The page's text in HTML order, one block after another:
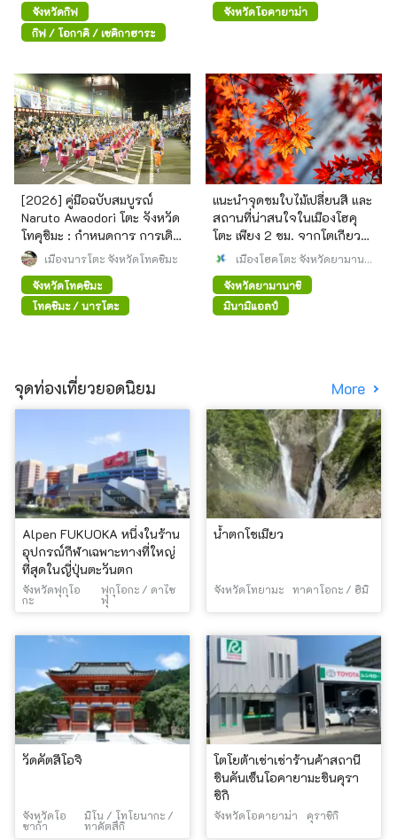
จังหวัดกิฟุ
กิฟุ / โอกาคิ / เซคิกาฮาระ
จังหวัดโอคายาม่า
[2026] คู่มือฉบับสมบูรณ์
Naruto Awaodori โตะ จังหวัด
โทคุชิมะ : กำหนดการ การเดิน
ทาง และวิธีการเพลิดเพลิน
เมืองนารุโตะ จังหวัดโทคุชิมะ
จังหวัดโทคุชิมะ
โทคุชิมะ / นารุโตะ
แนะนำจุดชมใบไม้เปลี่ยนสี และ
สถานที่น่าสนใจในเมืองโฮคุ
โตะ เพียง 2 ชม. จากโตเกียว
โดยรถไฟด่วน Azusa
เมืองโฮคุโตะ จังหวัดยามานา
จังหวัดยามานาชิ
มินามิแอลป์
จุดท่องเที่ยวยอดนิยม More
Alpen FUKUOKA หนึ่งในร้าน
อุปกรณ์กีฬาเฉพาะทางที่ใหญ่
ที่สุดในญี่ปุ่นตะวันตก
จังหวัดฟุกุโอ
กะ
ฟุกุโอกะ / ดาไซ
ฟุ
น้ำตกโชเมียว
จังหวัดโทยามะ ทาคาโอกะ / ฮิมิ
วัดคัตสึโอจิ
จังหวัดโอ
ซาก้า
มิโน / โทโยนากะ /
ทาคัตสึกิ
โตโยต้าเช่าเช่าร้านค้าสถานี
ชินคันเซ็นโอคายามะชินคุรา
ชิกิ
จังหวัดโอคายาม่า คุราชิกิ